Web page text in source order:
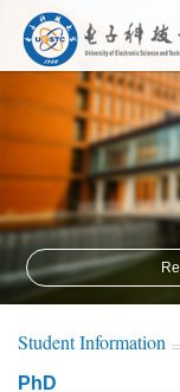
Student Information
PhD